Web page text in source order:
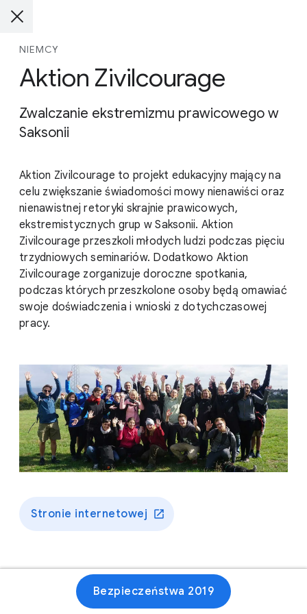
NIEMCY
Aktion Zivilcourage
Zwalczanie ekstremizmu prawicowego w
Saksonii
Aktion Zivilcourage to projekt edukacyjny mający na
celu zwiększanie świadomości mowy nienawiści oraz
nienawistnej retoryki skrajnie prawicowych,
ekstremistycznych grup w Saksonii. Aktion
Zivilcourage przeszkoli młodych ludzi podczas pięciu
trzydniowych seminariów. Dodatkowo Aktion
Zivilcourage zorganizuje doroczne spotkania,
podczas których przeszkolone osoby będą omawiać
swoje doświadczenia i wnioski z dotychczasowej
pracy.
Stronie internetowej
Bezpieczeństwa 2019